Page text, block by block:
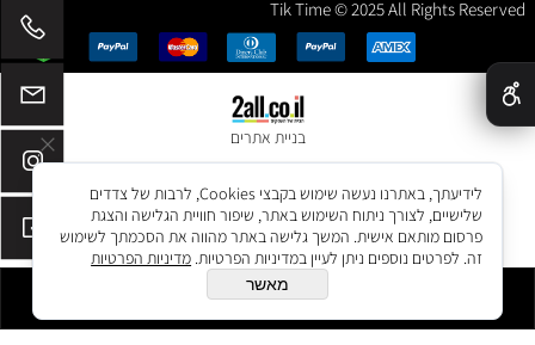
הוסף לסל
Tik Time © 2025 All Rights Reserved
בניית אתרים
לידיעתך, באתרנו נעשה שימוש בקבצי Cookies, לרבות של צדדים
שלישיים, לצורך ניתוח השימוש באתר, שיפור חוויית הגלישה והצגת
פרסום מותאם אישית. המשך גלישה באתר מהווה את הסכמתך לשימוש
זה. לפרטים נוספים ניתן לעיין במדיניות הפרטיות. מדיניות הפרטיות
מאשר